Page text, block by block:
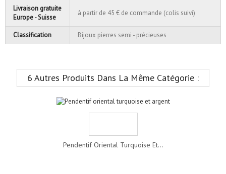
Livraison gratuite
Europe - Suisse
à partir de 45 € de commande (colis suivi)
Classification Bijoux pierres semi - précieuses
6 Autres Produits Dans La Même Catégorie :
Pendentif Oriental Turquoise Et...